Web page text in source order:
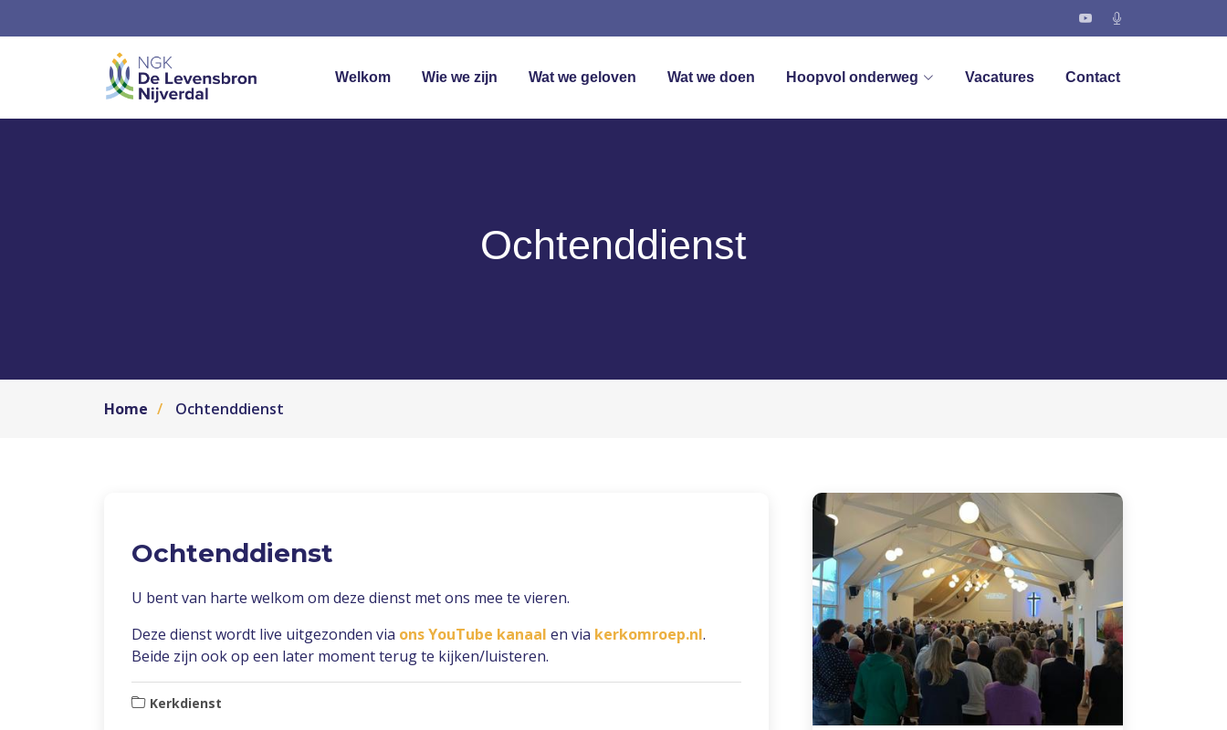
Welkom Wie we zijn Wat we geloven Wat we doen Hoopvol onderweg Vacatures Contact
Ochtenddienst
Home Ochtenddienst
Ochtenddienst
U bent van harte welkom om deze dienst met ons mee te vieren.
Deze dienst wordt live uitgezonden via ons YouTube kanaal en via kerkomroep.nl.
Beide zijn ook op een later moment terug te kijken/luisteren.
Kerkdienst